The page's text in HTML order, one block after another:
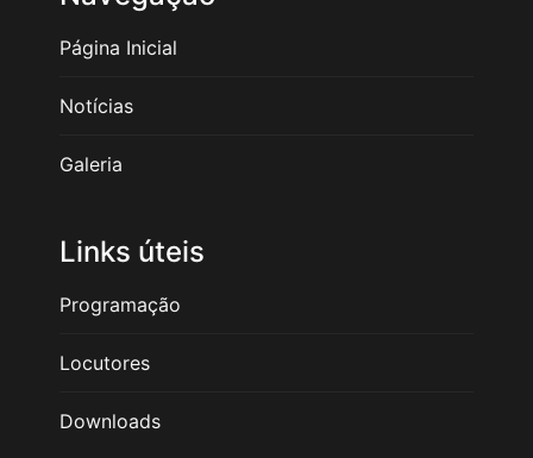
Página Inicial
Notícias
Galeria
Links úteis
Programação
Locutores
Downloads